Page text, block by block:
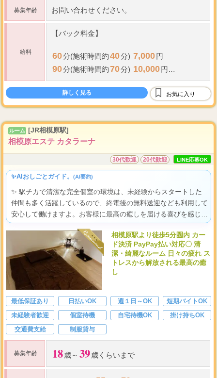
募集年齢 お問い合わせください。
給料
【バック料金】
60分(施術時間約40分) 7,000円
90分(施術時間約70分) 10,000円
120分(施術時間約100分)13,000円
※deep lymph
詳しく見る お気に入り
ルーム [JR相模原駅]
相模原エステ カタラーナ
30代歓迎 20代歓迎 LINE応募OK
✨AIおしごとガイド。 (AI要約)
✨ 駅チカで清潔な完全個室の環境は、未経験からスタートした
仲間も多く活躍しているので、終電後の無料送迎なども利用して
安心して働けますよ。お客様に最高の癒しを届ける喜びを感じな
がら、あなたらしい輝きをきっと見つけられるはずです。
相模原駅より徒歩5分圏内 カー
ド決済 PayPay払い対応〇 清
潔・綺麗なルーム 日々の疲れ ス
トレスから解放される最高の癒
し
最低保証あり 日払いOK 週１日～OK
短期バイトOK
未経験者歓迎
個室待機 自宅待機OK
掛け持ちOK
交通費支給
制服貸与
募集年齢 18歳～ 39歳くらいまで